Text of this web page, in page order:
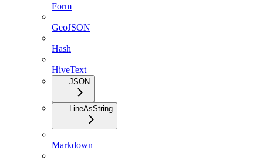
Form
GeoJSON
Hash
HiveText
JSON
LineAsString
Markdown